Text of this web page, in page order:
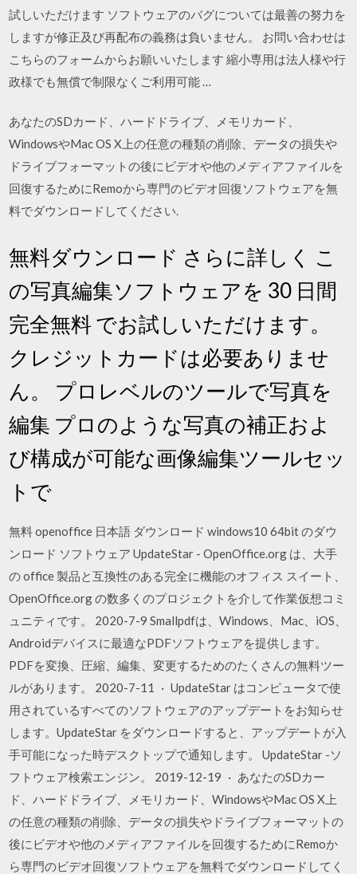
試しいただけます ソフトウェアのバグについては最善の努力を
しますが修正及び再配布の義務は負いません。 お問い合わせは
こちらのフォームからお願いいたします 縮小専用は法人様や行
政様でも無償で制限なくご利用可能 …
あなたのSDカード、ハードドライブ、メモリカード、
WindowsやMac OS X上の任意の種類の削除、データの損失や
ドライブフォーマットの後にビデオや他のメディアファイルを
回復するためにRemoから専門のビデオ回復ソフトウェアを無
料でダウンロードしてください.
無料ダウンロード さらに詳しく こ
の写真編集ソフトウェアを 30 日間
完全無料 でお試しいただけます。
クレジットカードは必要ありませ
ん。 プロレベルのツールで写真を
編集 プロのような写真の補正およ
び構成が可能な画像編集ツールセッ
トで
無料 openoffice 日本語 ダウンロード windows10 64bit のダウ
ンロード ソフトウェア UpdateStar - OpenOffice.org は、大手
の office 製品と互換性のある完全に機能のオフィス スイート、
OpenOffice.org の数多くのプロジェクトを介して作業仮想コミ
ュニティです。 2020-7-9 Smallpdfは、Windows、Mac、iOS、
Androidデバイスに最適なPDFソフトウェアを提供します。
PDFを変換、圧縮、編集、変更するためのたくさんの無料ツー
ルがあります。 2020-7-11 · UpdateStar はコンピュータで使
用されているすべてのソフトウェアのアップデートをお知らせ
します。UpdateStar をダウンロードすると、アップデートが入
手可能になった時デスクトップで通知します。 UpdateStar -ソ
フトウェア検索エンジン。 2019-12-19 · あなたのSDカー
ド、ハードドライブ、メモリカード、WindowsやMac OS X上
の任意の種類の削除、データの損失やドライブフォーマットの
後にビデオや他のメディアファイルを回復するためにRemoか
ら専門のビデオ回復ソフトウェアを無料でダウンロードしてく